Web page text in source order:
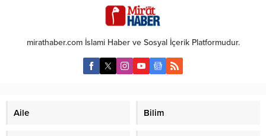
tanıyabilir miyiz sizi? Ali Rıza
Demircan:1945 doğumluyum. A.
Koçman:Benden iki yaş
küçüksünüz. A. R.Demircan:
hakkında konuştuk. Aydan Yıldız
Güneş, “Okumak; hayat kadar, su
kadar, yemek içmek kadar ve
nefes almak kadar önemlidir.
Okumayan insan hayata kör, sağır
ve dilsizdir” dedi. Röportaj: Ziya...
mirathaber.com İslami Haber ve Sosyal İçerik Platformudur.
Aile Bilim